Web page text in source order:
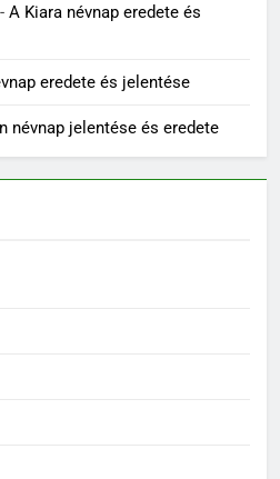
- A Kiara névnap eredete és
eredete és jelentése
névnap jelentése és eredete